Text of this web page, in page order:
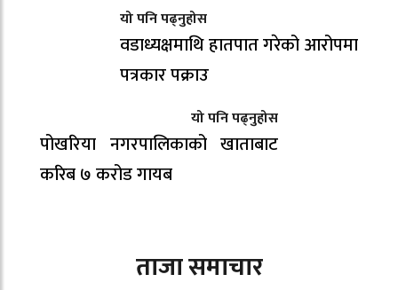
यो पनि पढ्नुहोस
वडाध्यक्षमाथि हातपात गरेको आरोपमा
पत्रकार पक्राउ
यो पनि पढ्नुहोस
पोखरिया नगरपालिकाको खाताबाट
करिब ७ करोड गायब
ताजा समाचार